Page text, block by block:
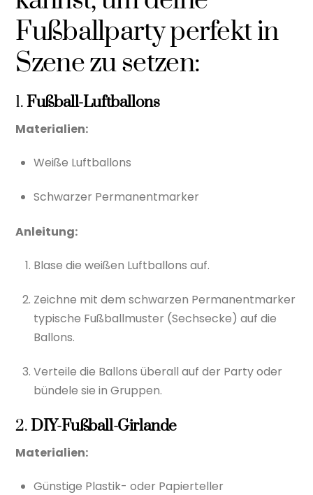
Fußballparty perfekt in
Szene zu setzen:
1.Fußball-Luftballons
Materialien:
Weiße Luftballons
Schwarzer Permanentmarker
Anleitung:
Blase die weißen Luftballons auf.
Zeichne mit dem schwarzen Permanentmarker
typische Fußballmuster (Sechsecke) auf die
Ballons.
Verteile die Ballons überall auf der Party oder
bündele sie in Gruppen.
2.DIY-Fußball-Girlande
Materialien:
Günstige Plastik- oder Papierteller